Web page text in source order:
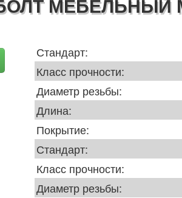
Стандарт:
Класс прочности:
Диаметр резьбы:
Длина:
Покрытие:
Стандарт:
Класс прочности:
Диаметр резьбы: